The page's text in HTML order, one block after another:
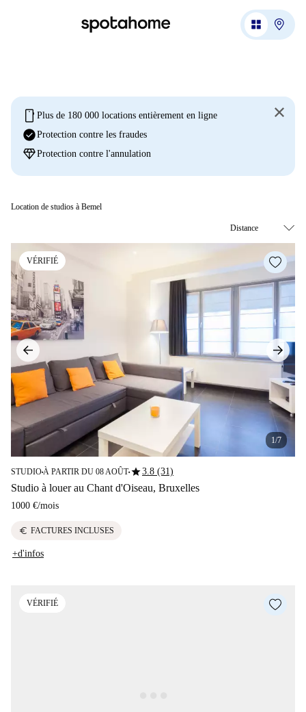
mobile Plus de 180 000 locations entièrement en ligne
check_circleProtection contre les fraudes
diamondProtection contre l'annulation
Location de studios à Bemel
VÉRIFIÉ
1/7
STUDIO■À PARTIR DU 08 AOÛT■star3.8 (31)
Studio à louer au Chant d'Oiseau, Bruxelles
1000 €/mois
euro FACTURES INCLUSES
+d'infos
VÉRIFIÉ